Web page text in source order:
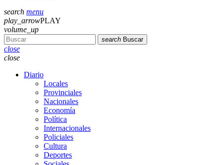
search menu
play_arrowPLAY
volume_up
search Buscar
close
close
Diario
Locales
Provinciales
Nacionales
Economía
Política
Internacionales
Policiales
Cultura
Deportes